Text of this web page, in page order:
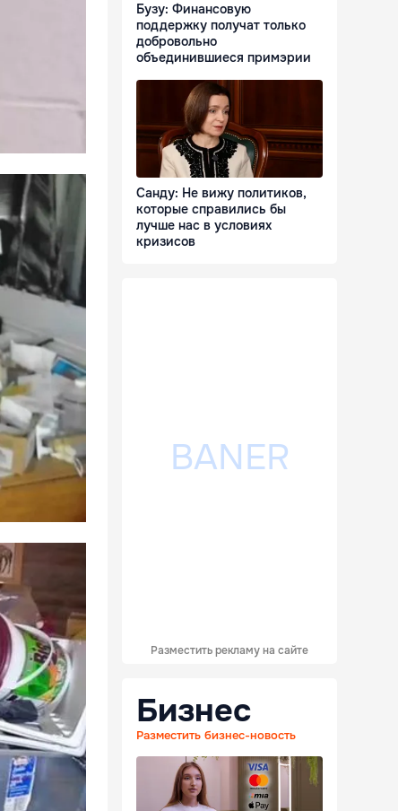
Бузу: Финансовую
поддержку получат только
добровольно
объединившиеся примэрии
Санду: Не вижу политиков,
которые справились бы
лучше нас в условиях
кризисов
Разместить рекламу на сайте
Бизнес
Разместить бизнес-новость